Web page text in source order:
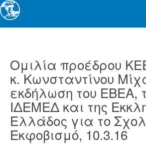
Ομιλία προέδρου
κ. Κωνσταντίνου
εκδήλωση του ΕΒΕΑ,
ΙΔΕΜΕΔ και της
Ελλάδος για το
Εκφοβισμό, 10.3.16